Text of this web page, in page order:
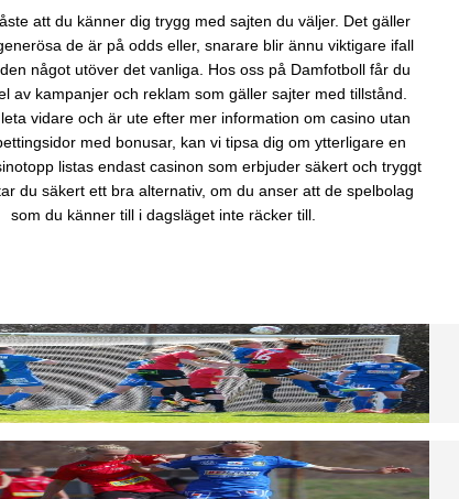
att du känner dig trygg med sajten du väljer. Det gäller
de är på odds eller, snarare blir ännu viktigare ifall
något utöver det vanliga. Hos oss på Damfotboll får du
av kampanjer och reklam som gäller sajter med tillstånd.
vidare och är ute efter mer information om casino utan
med bonusar, kan vi tipsa dig om ytterligare en
listas endast casinon som erbjuder säkert och tryggt
du säkert ett bra alternativ, om du anser att de spelbolag
som du känner till i dagsläget inte räcker till.
– QBIK